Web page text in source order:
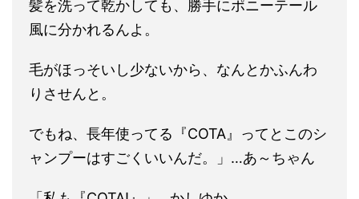
髪を洗って乾かしても、勝手にポニーテール
風に分かれるんよ。
毛がほっそいし少ないから、なんとかふんわ
りさせんと。
でもね、長年使ってる『COTA』ってとこのシ
ャンプーはすごくいいんだ。」…あ～ちゃん